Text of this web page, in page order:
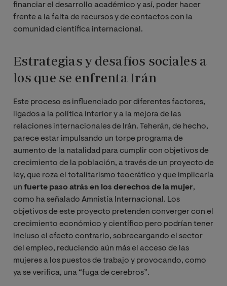
financiar el desarrollo académico y así, poder hacer
frente a la falta de recursos y de contactos con la
comunidad científica internacional.
Estrategias y desafíos sociales a
los que se enfrenta Irán
Este proceso es influenciado por diferentes factores,
ligados a la política interior y a la mejora de las
relaciones internacionales de Irán. Teherán, de hecho,
parece estar impulsando un torpe programa de
aumento de la natalidad para cumplir con objetivos de
crecimiento de la población, a través de un proyecto de
ley, que roza el totalitarismo teocrático y que implicaría
un fuerte paso atrás en los derechos de la mujer,
como ha señalado Amnistía Internacional. Los
objetivos de este proyecto pretenden converger con el
crecimiento económico y científico pero podrían tener
incluso el efecto contrario, sobrecargando el sector
del empleo, reduciendo aún más el acceso de las
mujeres a los puestos de trabajo y provocando, como
ya se verifica, una “fuga de cerebros”.